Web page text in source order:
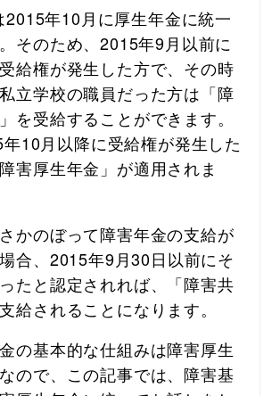
2015年10月に厚生年金に統一
そのため、2015年9月以前に
給権が発生した方で、その時
立学校の職員だった方は「障
を受給することができます。
10月以降に受給権が発生した
害厚生年金」が適用されま
かのぼって障害年金の支給が
合、2015年9月30日以前にそ
たと認定されれば、「障害共
給されることになります。
の基本的な仕組みは障害厚生
ので、この記事では、障害基